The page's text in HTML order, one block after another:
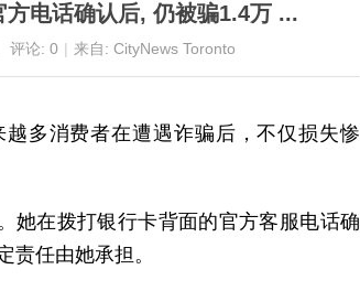
电话确认后, 仍被骗1.4万 ...
评论: 0 | 来自: CityNews Toronto
多消费者在遭遇诈骗后，不仅损失惨
她在拨打银行卡背面的官方客服电话确
任由她承担。